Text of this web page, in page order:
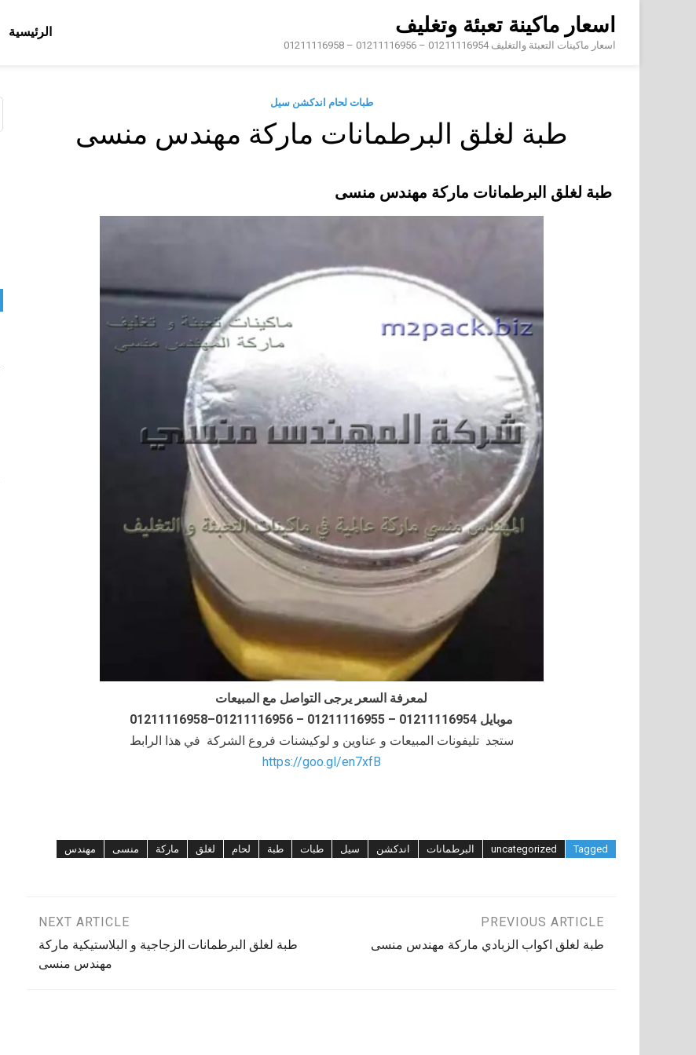
content
اسعار ماكينة تعبئة وتغليف
اسعار ماكينات التعبئة والتغليف 01211116954 – 01211116956 – 01211116958
الرئيسية
طبات لحام اندكشن سيل
طبة لغلق البرطمانات ماركة مهندس منسى
طبة لغلق البرطمانات ماركة مهندس منسى
لمعرفة السعر يرجى التواصل مع المبيعات
موبايل 01211116954 – 01211116955 – 01211116956–01211116958
ستجد تليفونات المبيعات و عناوين و لوكيشنات فروع الشركة في هذا الرابط
https://goo.gl/en7xfB
Tagged
uncategorized البرطمانات اندكشن سيل طبات طبة لحام لغلق ماركة منسى مهندس
تصفّح
PREVIOUS ARTICLE
طبة لغلق اكواب الزبادي ماركة مهندس منسى
NEXT ARTICLE
طبة لغلق البرطمانات الزجاجية و البلاستيكية ماركة
مهندس منسى